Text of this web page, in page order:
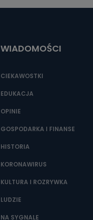
Można to zrobić pod
WIADOMOŚCI
CIEKAWOSTKI
EDUKACJA
OPINIE
GOSPODARKA I FINANSE
HISTORIA
KORONAWIRUS
KULTURA I ROZRYWKA
LUDZIE
NA SYGNALE